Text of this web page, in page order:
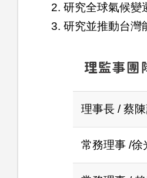
2. 研究全球氣候變
3. 研究並推動台灣
理監事團
理事長 / 蔡
常務理事 /徐